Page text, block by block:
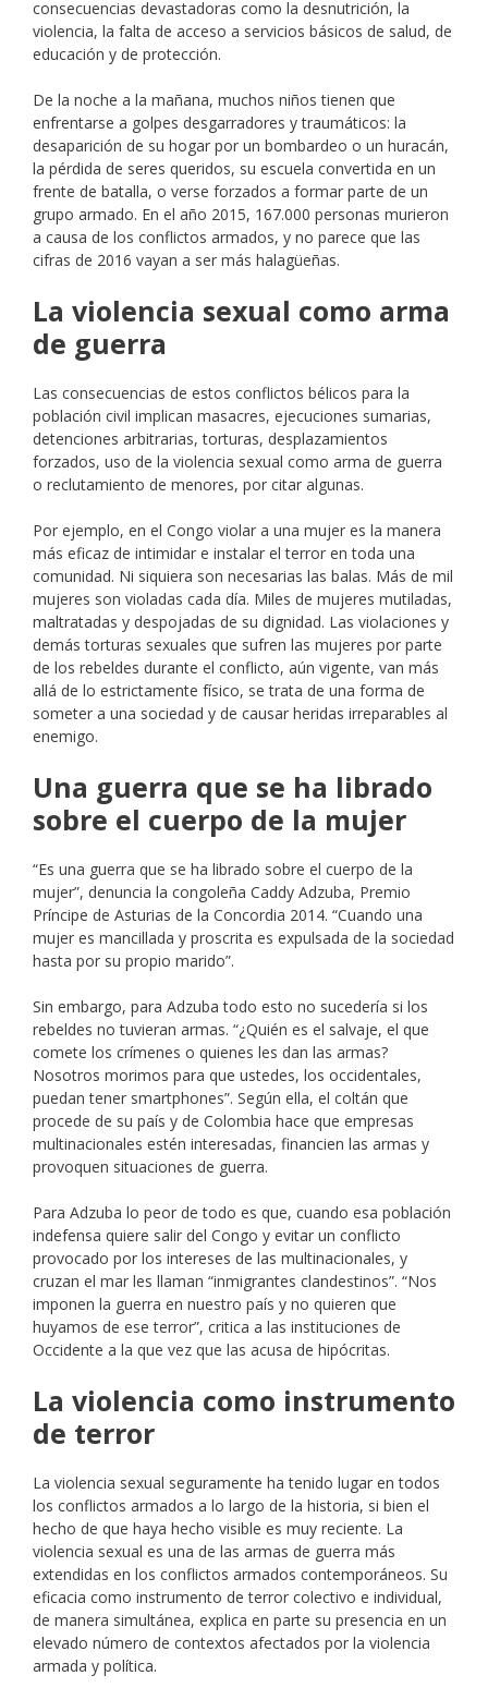
consecuencias devastadoras como la desnutrición, la
violencia, la falta de acceso a servicios básicos de salud, de
educación y de protección.
De la noche a la mañana, muchos niños tienen que
enfrentarse a golpes desgarradores y traumáticos: la
desaparición de su hogar por un bombardeo o un huracán,
la pérdida de seres queridos, su escuela convertida en un
frente de batalla, o verse forzados a formar parte de un
grupo armado. En el año 2015, 167.000 personas murieron
a causa de los conflictos armados, y no parece que las
cifras de 2016 vayan a ser más halagüeñas.
La violencia sexual como arma
de guerra
Las consecuencias de estos conflictos bélicos para la
población civil implican masacres, ejecuciones sumarias,
detenciones arbitrarias, torturas, desplazamientos
forzados, uso de la violencia sexual como arma de guerra
o reclutamiento de menores, por citar algunas.
Por ejemplo, en el Congo violar a una mujer es la manera
más eficaz de intimidar e instalar el terror en toda una
comunidad. Ni siquiera son necesarias las balas. Más de mil
mujeres son violadas cada día. Miles de mujeres mutiladas,
maltratadas y despojadas de su dignidad. Las violaciones y
demás torturas sexuales que sufren las mujeres por parte
de los rebeldes durante el conflicto, aún vigente, van más
allá de lo estrictamente físico, se trata de una forma de
someter a una sociedad y de causar heridas irreparables al
enemigo.
Una guerra que se ha librado
sobre el cuerpo de la mujer
“Es una guerra que se ha librado sobre el cuerpo de la
mujer”, denuncia la congoleña Caddy Adzuba, Premio
Príncipe de Asturias de la Concordia 2014. “Cuando una
mujer es mancillada y proscrita es expulsada de la sociedad
hasta por su propio marido”.
Sin embargo, para Adzuba todo esto no sucedería si los
rebeldes no tuvieran armas. “¿Quién es el salvaje, el que
comete los crímenes o quienes les dan las armas?
Nosotros morimos para que ustedes, los occidentales,
puedan tener smartphones”. Según ella, el coltán que
procede de su país y de Colombia hace que empresas
multinacionales estén interesadas, financien las armas y
provoquen situaciones de guerra.
Para Adzuba lo peor de todo es que, cuando esa población
indefensa quiere salir del Congo y evitar un conflicto
provocado por los intereses de las multinacionales, y
cruzan el mar les llaman “inmigrantes clandestinos”. “Nos
imponen la guerra en nuestro país y no quieren que
huyamos de ese terror”, critica a las instituciones de
Occidente a la que vez que las acusa de hipócritas.
La violencia como instrumento
de terror
La violencia sexual seguramente ha tenido lugar en todos
los conflictos armados a lo largo de la historia, si bien el
hecho de que haya hecho visible es muy reciente. La
violencia sexual es una de las armas de guerra más
extendidas en los conflictos armados contemporáneos. Su
eficacia como instrumento de terror colectivo e individual,
de manera simultánea, explica en parte su presencia en un
elevado número de contextos afectados por la violencia
armada y política.